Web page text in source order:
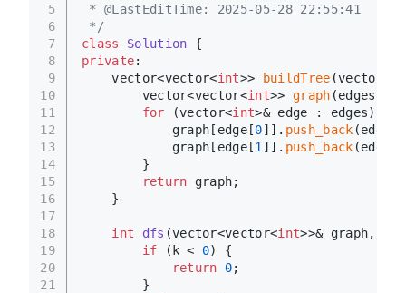
5
6
7
8
9
10
11
12
13
14
15
16
17
18
19
20
21
* @LastEditTime: 2025-05-28 22:55:41
*/
class
Solution {
private:
    vector<vector<
int>> buildTree
        vector<vector<
int>> graph (edges.
for (vector<int>& edge : edges) {
            graph[edge[
0]]. push_back (edge[
            graph[edge[
1 ]]. push_back (edge[
        }
return graph;
    }
int dfs (vector<vector<int>>& graph,
if (k < 0) {
return
0;
        }